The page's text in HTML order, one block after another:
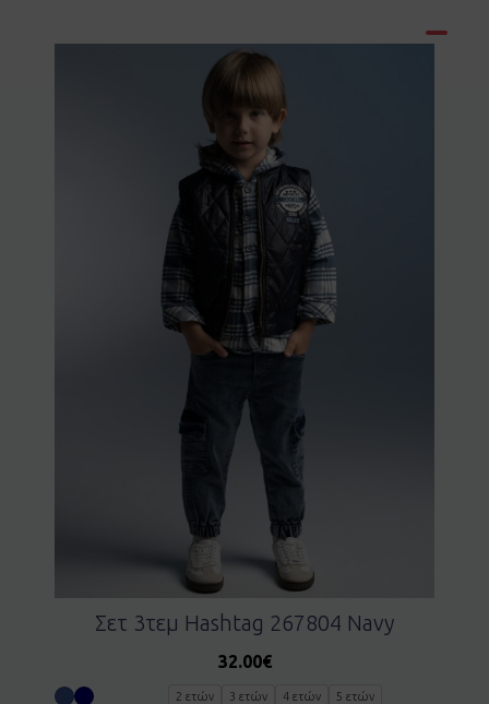
Σετ 3τεμ Hashtag 267804 Navy
32.00€
2 ετών 3 ετών 4 ετών
5 ετών